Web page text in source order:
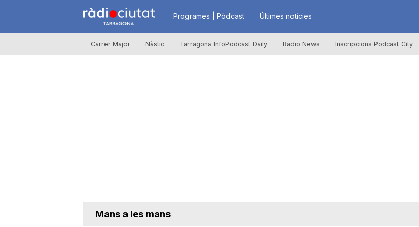
R
à
i
Programes | Pòdcast Últimes notícies
Carrer Major Nàstic Tarragona InfoPodcast Daily Radio News Inscripcions Podcast City
Mans a les mans